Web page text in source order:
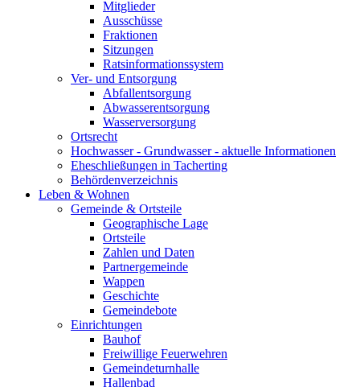
Mitglieder
Ausschüsse
Fraktionen
Sitzungen
Ratsinformationssystem
Ver- und Entsorgung
Abfallentsorgung
Abwasserentsorgung
Wasserversorgung
Ortsrecht
Hochwasser - Grundwasser - aktuelle Informationen
Eheschließungen in Tacherting
Behördenverzeichnis
Leben & Wohnen
Gemeinde & Ortsteile
Geographische Lage
Ortsteile
Zahlen und Daten
Partnergemeinde
Wappen
Geschichte
Gemeindebote
Einrichtungen
Bauhof
Freiwillige Feuerwehren
Gemeindeturnhalle
Hallenbad